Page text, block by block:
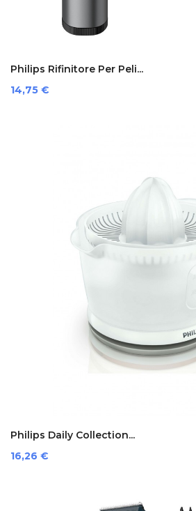
Philips Rifinitore Per Peli...
Prezzo
14,75 €
Philips Daily Collection...
Prezzo
16,26 €